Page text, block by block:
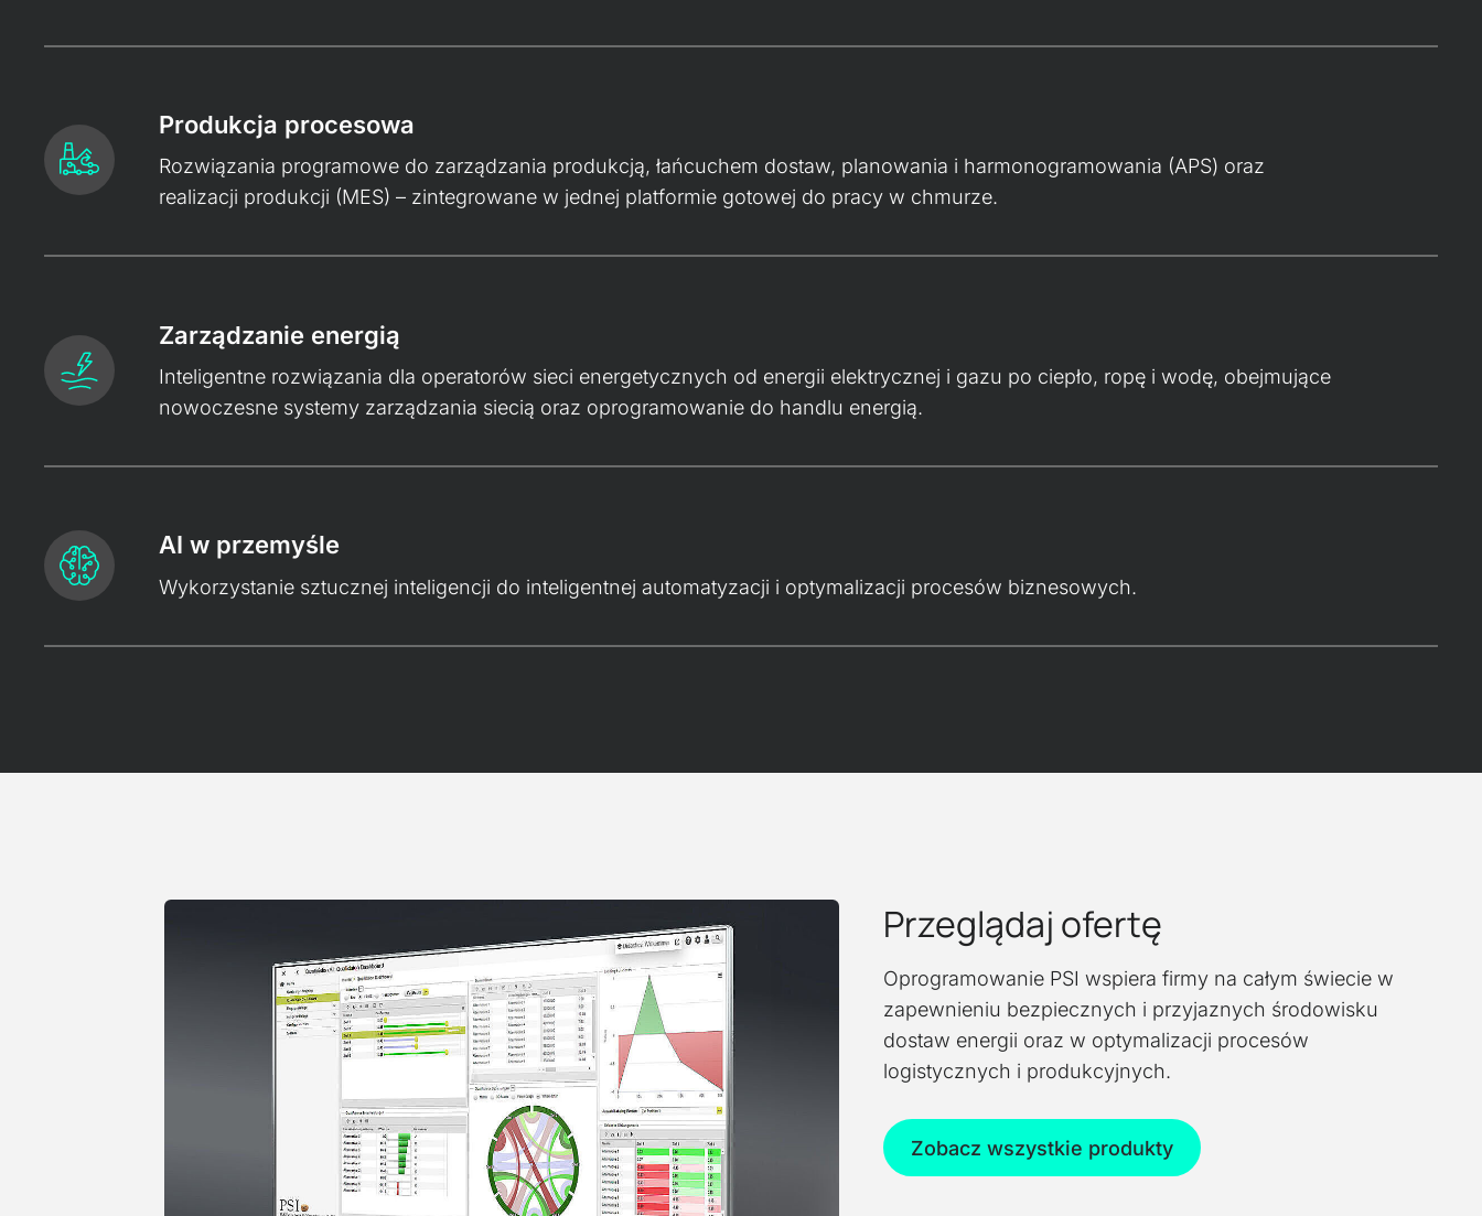
Produkcja procesowa
Rozwiązania programowe do zarządzania produkcją, łańcuchem dostaw, planowania i harmonogramowania (APS) oraz
realizacji produkcji (MES) – zintegrowane w jednej platformie gotowej do pracy w chmurze.
Zarządzanie energią
Inteligentne rozwiązania dla operatorów sieci energetycznych od energii elektrycznej i gazu po ciepło, ropę i wodę, obejmujące
nowoczesne systemy zarządzania siecią oraz oprogramowanie do handlu energią.
AI w przemyśle
Wykorzystanie sztucznej inteligencji do inteligentnej automatyzacji i optymalizacji procesów biznesowych.
Przeglądaj ofertę
Oprogramowanie PSI wspiera firmy na całym świecie w
zapewnieniu bezpiecznych i przyjaznych środowisku
dostaw energii oraz w optymalizacji procesów
logistycznych i produkcyjnych.
Zobacz wszystkie produkty